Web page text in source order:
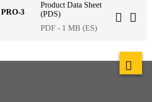
3
Product Data Sheet
(PDS)
PDF - 1 MB (ES)